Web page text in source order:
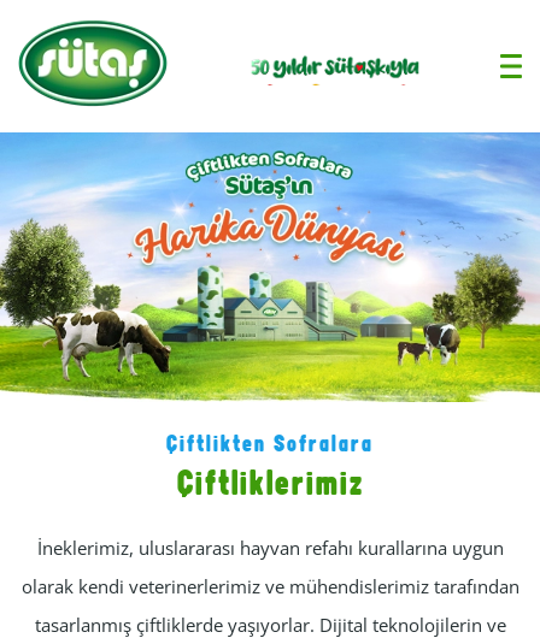
Çiftlikten Sofralara
Çiftliklerimiz
İneklerimiz, uluslararası hayvan refahı kurallarına uygun
olarak kendi veterinerlerimiz ve mühendislerimiz tarafından
tasarlanmış çiftliklerde yaşıyorlar. Dijital teknolojilerin ve